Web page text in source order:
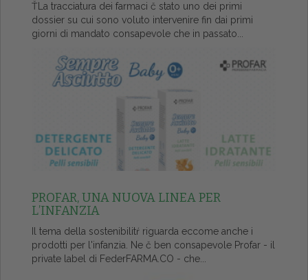
ŤLa tracciatura dei farmaci č stato uno dei primi
dossier su cui sono voluto intervenire fin dai primi
giorni di mandato consapevole che in passato...
PROFAR, UNA NUOVA LINEA PER
L’INFANZIA
Il tema della sostenibilitŕ riguarda eccome anche i
prodotti per l'infanzia. Ne č ben consapevole Profar - il
private label di FederFARMA.CO - che...